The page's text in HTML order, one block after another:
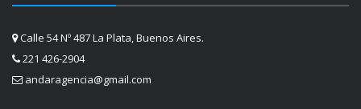
Calle 54 Nº 487 La Plata, Buenos Aires.
221 426-2904
andaragencia@gmail.com